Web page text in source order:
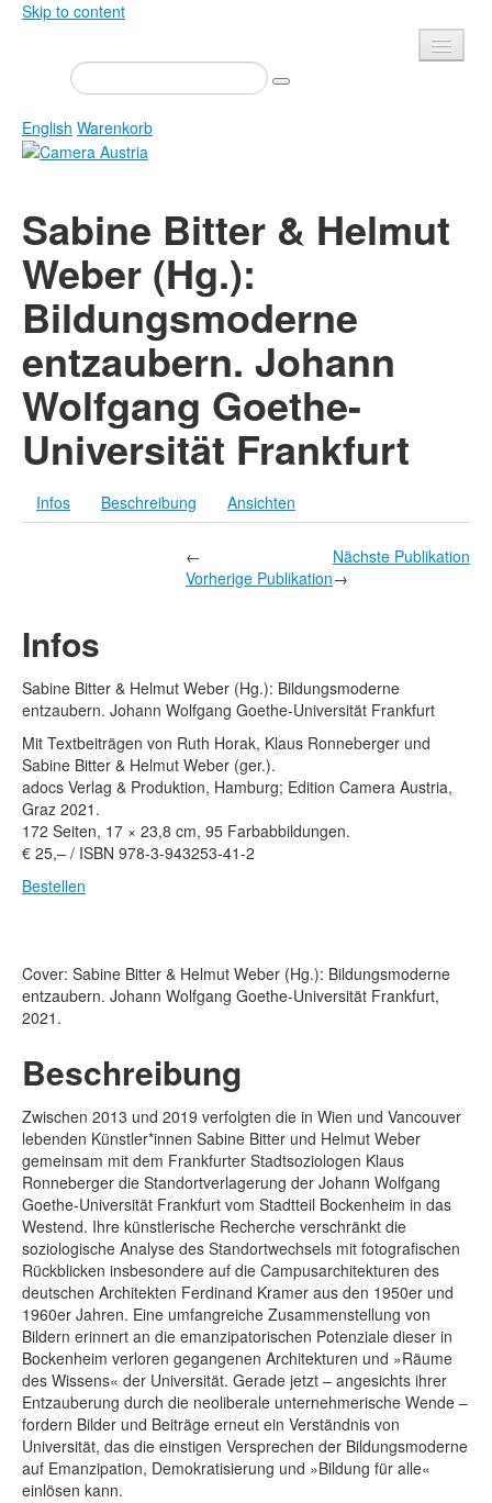
Skip to content
Presse
Veranstaltungen
Newsletter
Über uns
Ausschreibungen
Shop
English Warenkorb
Zeitschrift
Ausstellungen
Bücher
Bibliothek
Camera Austria Preis
Fotoarchiv Pierre Bourdieu
Rechtliche Informationen
Sabine Bitter & Helmut
Weber (Hg.):
Bildungsmoderne
entzaubern. Johann
Wolfgang Goethe-
Universität Frankfurt
Infos Beschreibung Ansichten
←
Vorherige Publikation
Nächste Publikation
→
Infos
Sabine Bitter & Helmut Weber (Hg.): Bildungsmoderne
entzaubern. Johann Wolfgang Goethe-Universität Frankfurt
Mit Textbeiträgen von Ruth Horak, Klaus Ronneberger und
Sabine Bitter & Helmut Weber (ger.).
adocs Verlag & Produktion, Hamburg; Edition Camera Austria,
Graz 2021.
172 Seiten, 17 × 23,8 cm, 95 Farbabbildungen.
€ 25,– / ISBN 978-3-943253-41-2
Bestellen
Cover: Sabine Bitter & Helmut Weber (Hg.): Bildungsmoderne
entzaubern. Johann Wolfgang Goethe-Universität Frankfurt,
2021.
Beschreibung
Zwischen 2013 und 2019 verfolgten die in Wien und Vancouver
lebenden Künstler*innen Sabine Bitter und Helmut Weber
gemeinsam mit dem Frankfurter Stadtsoziologen Klaus
Ronneberger die Standortverlagerung der Johann Wolfgang
Goethe-Universität Frankfurt vom Stadtteil Bockenheim in das
Westend. Ihre künstlerische Recherche verschränkt die
soziologische Analyse des Standortwechsels mit fotografischen
Rückblicken insbesondere auf die Campusarchitekturen des
deutschen Architekten Ferdinand Kramer aus den 1950er und
1960er Jahren. Eine umfangreiche Zusammenstellung von
Bildern erinnert an die emanzipatorischen Potenziale dieser in
Bockenheim verloren gegangenen Architekturen und »Räume
des Wissens« der Universität. Gerade jetzt – angesichts ihrer
Entzauberung durch die neoliberale unternehmerische Wende –
fordern Bilder und Beiträge erneut ein Verständnis von
Universität, das die einstigen Versprechen der Bildungsmoderne
auf Emanzipation, Demokratisierung und »Bildung für alle«
einlösen kann.